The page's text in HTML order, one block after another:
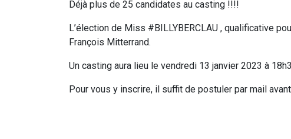
Déjà plus de 25 candidates au casting !!!!
L’élection de Miss #BILLYBERCLAU , qualificative
François Mitterrand.
Un casting aura lieu le vendredi 13 janvier 2023 à
Pour vous y inscrire, il suffit de postuler par mail